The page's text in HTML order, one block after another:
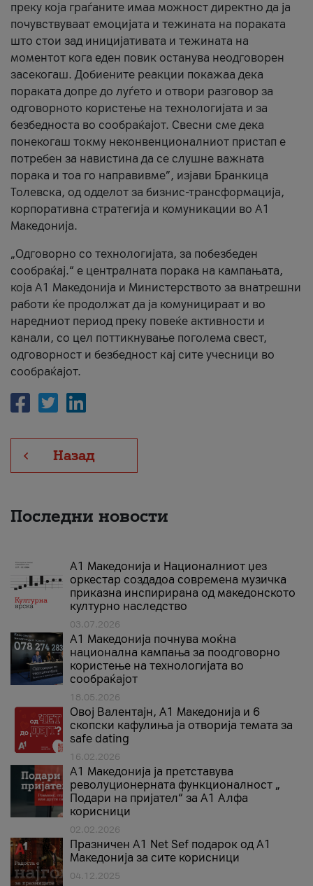
преку која граѓаните имаа можност директно да ја
почувствуваат емоцијата и тежината на пораката
што стои зад иницијативата и тежината на
моментот кога еден повик останува неодговорен
засекогаш. Добиените реакции покажаа дека
пораката допре до луѓето и отвори разговор за
одговорното користење на технологијата и за
безбедноста во сообраќајот. Свесни сме дека
понекогаш токму неконвенционалниот пристап е
потребен за навистина да се слушне важната
порака и тоа го направивме”, изјави Бранкица
Толевска, од одделот за бизнис-трансформација,
корпоративна стратегија и комуникации во А1
Македонија.
„Одговорно со технологијата, за побезбеден
сообраќај.“ е централната порака на кампањата,
која A1 Македонија и Министерството за внатрешни
работи ќе продолжат да ја комуницираат и во
наредниот период преку повеќе активности и
канали, со цел поттикнување поголема свест,
одговорност и безбедност кај сите учесници во
сообраќајот.
Назад
Последни новости
А1 Македонија и Националниот џез
оркестар создадоа современа музичка
приказна инспирирана од македонското
културно наследство
03.07.2026
A1 Македонија почнува моќна
национална кампања за поодговорно
користење на технологијата во
сообраќајот
18.05.2026
Овој Валентајн, A1 Македонија и 6
скопски кафулиња ја отворија темата за
safe dating
16.02.2026
А1 Македонија ја претставува
револуционерната функционалност „
Подари на пријател“ за А1 Алфа
корисници
02.02.2026
Празничен A1 Net Sеf подарок од А1
Македонија за сите корисници
04.12.2025